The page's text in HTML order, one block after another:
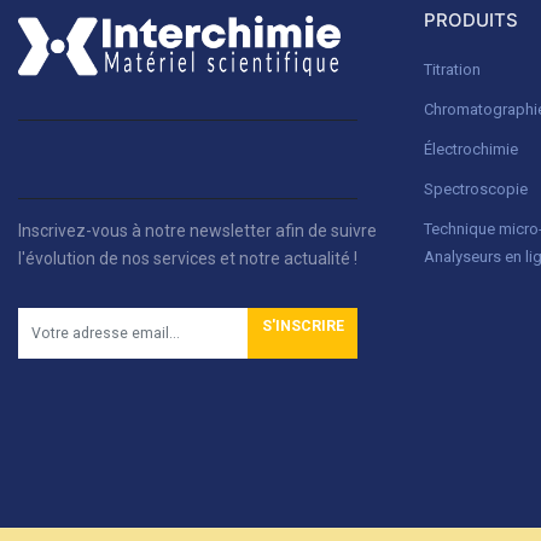
Inscrivez-vous à notre newsletter afin de suivre
l'évolution de nos services et notre actualité !
S'INSCRIRE
PRODUITS
Titration
Électrochimie
Spectroscopie
Technique
Analyseurs en